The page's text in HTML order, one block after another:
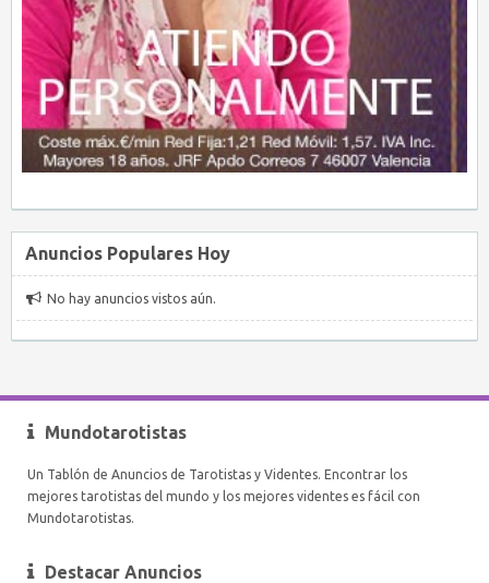
Anuncios Populares Hoy
No hay anuncios vistos aún.
Mundotarotistas
Un Tablón de Anuncios de Tarotistas y Videntes. Encontrar los
mejores tarotistas del mundo y los mejores videntes es fácil con
Mundotarotistas.
Destacar Anuncios